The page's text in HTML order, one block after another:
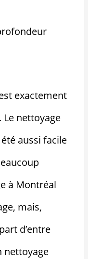
exactement
Le nettoyage
aussi facile
à Montréal
mais,
d’entre
nettoyage